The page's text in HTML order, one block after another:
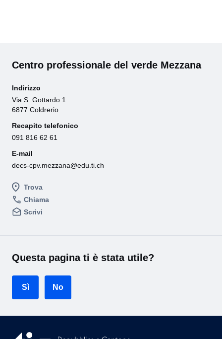
Centro professionale del verde Mezzana
Trova
Chiama
Scrivi
Indirizzo
Via S. Gottardo 1
6877 Coldrerio
Recapito telefonico
091 816 62 61
E-mail
decs-cpv.mezzana@edu.ti.ch
Questa pagina ti è stata utile?
Sì No